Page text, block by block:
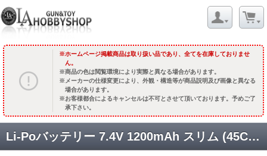
ホームページ掲載商品は取り扱い品であり、全てを在庫しておりませ
ん。
商品の色は閲覧環境により実際と異なる場合があります。
メーカーの仕様変更により、外観・構造等が商品説明及び画像と異なる
場合があります。
お客様都合によるキャンセルは不可とさせて頂いております。予めご了
承下さい。
Li-Poバッテリー 7.4V 1200mAh スリム (45C-90C) XT30U字コネクター [SA-B044X3] [取寄]